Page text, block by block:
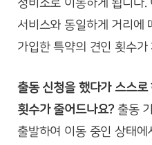
정비소로 이동하게 됩니다.
서비스와 동일하게 거리에
가입한 특약의 견인 횟수가
출동 신청을 했다가 스스
횟수가 줄어드나요? 출동
출발하여 이동 중인 상태